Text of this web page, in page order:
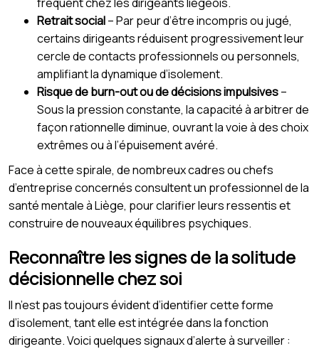
Retrait social– Par peur d’être incompris ou jugé,
certains dirigeants réduisent progressivement leur
cercle de contacts professionnels ou personnels,
amplifiant la dynamique d’isolement.
Risque de burn-out ou de décisions impulsives–
Sous la pression constante, la capacité à arbitrer de
façon rationnelle diminue, ouvrant la voie à des choix
extrêmes ou à l’épuisement avéré.
Face à cette spirale, de nombreux cadres ou chefs
d’entreprise concernés consultent un professionnel de la
santé mentale à Liège, pour clarifier leurs ressentis et
construire de nouveaux équilibres psychiques.
Reconnaître les signes de la solitude
décisionnelle chez soi
Il n’est pas toujours évident d’identifier cette forme
d’isolement, tant elle est intégrée dans la fonction
dirigeante. Voici quelques signaux d’alerte à surveiller :